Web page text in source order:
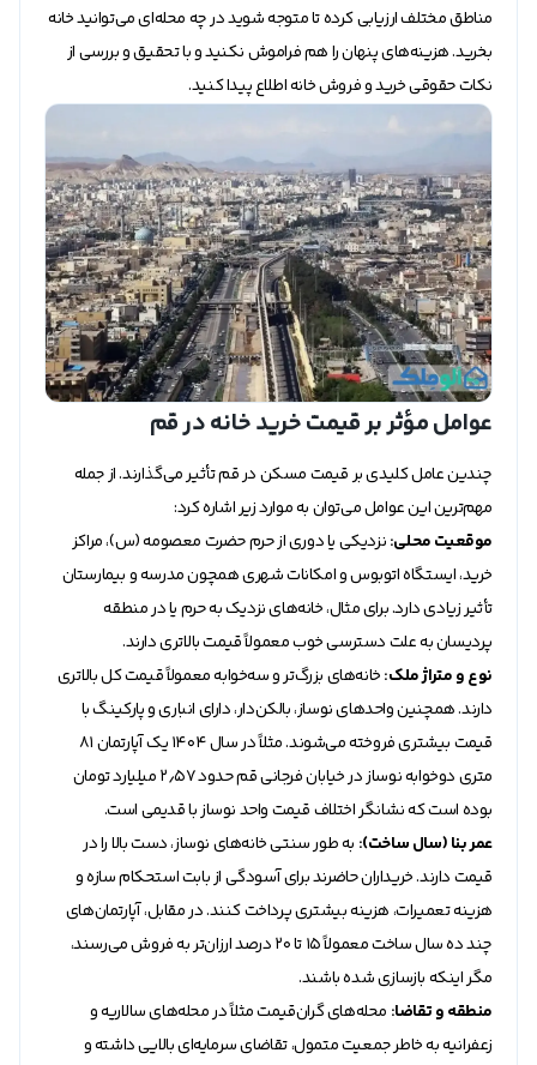
مناطق مختلف ارزیابی کرده تا متوجه شوید در چه محله‌ای می‌توانید خانه
بخرید. هزینه‌های پنهان را هم فراموش نکنید و با تحقیق و بررسی از
نکات حقوقی خرید و فروش خانه اطلاع پیدا کنید.
عوامل مؤثر بر قیمت خرید خانه در قم
چندین عامل کلیدی بر قیمت مسکن در قم تأثیر می‌گذارند. از جمله
مهم‌ترین این عوامل می‌توان به موارد زیر اشاره کرد:
موقعیت محلی:نزدیکی یا دوری از حرم حضرت معصومه (س)، مراکز
خرید، ایستگاه اتوبوس و امکانات شهری همچون مدرسه و بیمارستان
تأثیر زیادی دارد. برای مثال، خانه‌های نزدیک به حرم یا در منطقه
پردیسان به علت دسترسی خوب معمولاً قیمت بالاتری دارند.
نوع و متراژ ملک:خانه‌های بزرگ‌تر و سه‌خوابه معمولاً قیمت کل بالاتری
دارند. همچنین واحد‌های نوساز، بالکن‌دار، دارای انباری و پارکینگ با
قیمت بیشتری فروخته می‌شوند. مثلاً در سال 1404 یک آپارتمان ۸۱
متری دوخوابه نوساز در خیابان فرجانی قم حدود ۲٫۵۷ میلیارد تومان
بوده است که نشانگر اختلاف قیمت واحد نوساز با قدیمی است.
عمر بنا (سال ساخت): به طور سنتی خانه‌های نوساز، دست بالا را در
قیمت دارند. خریداران حاضرند برای آسودگی از بابت استحکام سازه و
هزینه تعمیرات، هزینه بیشتری پرداخت کنند. در مقابل، آپارتمان‌های
چند ده سال ساخت معمولاً 15 تا 20 درصد ارزان‌تر به فروش می‌رسند،
مگر اینکه بازسازی شده باشند.
منطقه و تقاضا: محله‌های گران‌قیمت مثلاً در محله‌های سالاریه و
زعفرانیه به خاطر جمعیت متمول، تقاضای سرمایه‌ای بالایی داشته و